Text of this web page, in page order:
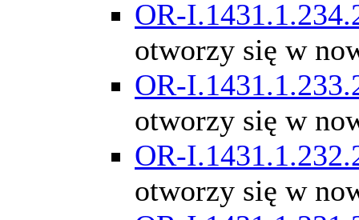
OR-
otworzy się w
OR-
otworzy się w
OR-
otworzy się w